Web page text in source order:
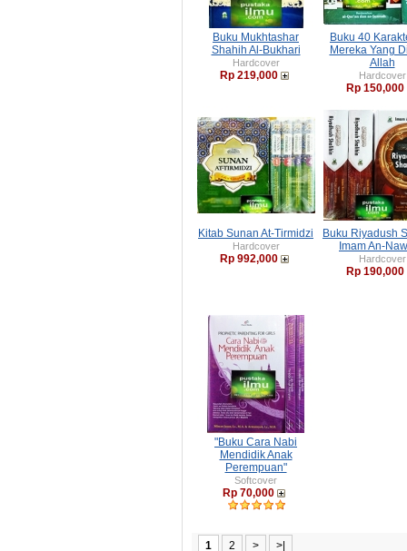
Buku Mukhtashar
Shahih Al-Bukhari
Hardcover
Rp 219,000
Buku 40
Mereka Yang
Allah
Hardcover
Rp 150,000
Kitab Sunan At-Tirmidzi
Hardcover
Rp 992,000
Buku Riyadush
Imam An-
Hardcover
Rp 190,000
"Buku Cara Nabi
Mendidik Anak
Perempuan"
Softcover
Rp 70,000
1 2 > >|